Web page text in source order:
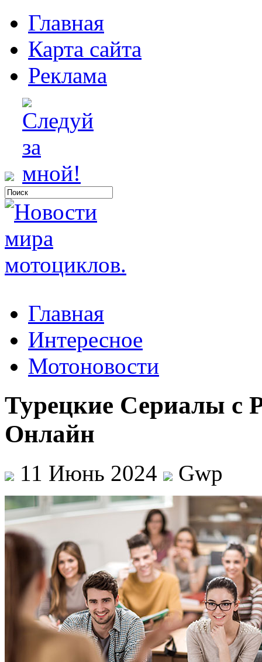
Главная
Карта сайта
Реклама
Главная
Интересное
Мотоновости
Турецкие Сериалы с
Онлайн
11 Июнь 2024 Gwp